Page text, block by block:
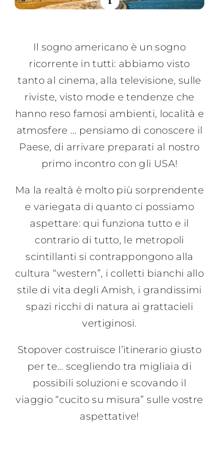
Contattaci
Il sogno americano è un sogno
ricorrente in tutti: abbiamo visto
tanto al cinema, alla televisione, sulle
riviste, visto mode e tendenze che
hanno reso famosi ambienti, località e
atmosfere … pensiamo di conoscere il
Paese, di arrivare preparati al nostro
primo incontro con gli USA!
Ma la realtà è molto più sorprendente
e variegata di quanto ci possiamo
aspettare: qui funziona tutto e il
contrario di tutto, le metropoli
scintillanti si contrappongono alla
cultura “western”, i colletti bianchi allo
stile di vita degli Amish, i grandissimi
spazi ricchi di natura ai grattacieli
vertiginosi.
Stopover costruisce l’itinerario giusto
per te… scegliendo tra migliaia di
possibili soluzioni e scovando il
viaggio “cucito su misura” sulle vostre
aspettative!